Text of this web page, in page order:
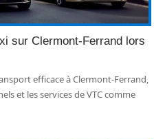
sur Clermont-Ferrand lors
efficace à Clermont-Ferrand,
et les services de VTC comme